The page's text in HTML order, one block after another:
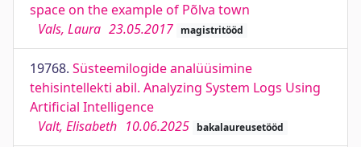
space on the example of Põlva town
Vals, Laura 23.05.2017 magistritööd
19768. Süsteemilogide analüüsimine
tehisintellekti abil. Analyzing System Logs Using
Artificial Intelligence
Valt, Elisabeth 10.06.2025 bakalaureusetööd